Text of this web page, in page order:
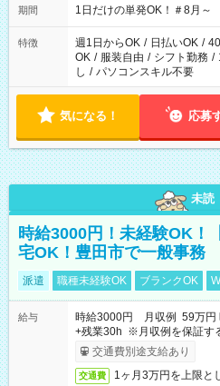
期間 1日だけの単発OK！＃8月～
特徴 週1日からOK / 日払いOK /
OK / 服装自由 / シフト勤務 /
し / パソコンスキル不要
気になる！ 応募
未読
時給3000円！未経験OK！
宅OK！豊田市で一般事務
派遣 職種未経験OK ブランクOK
給与
時給3000円 月収例 59万円
+残業30h ※月収例を保証す
交通費別途支給あり
交通費 1ヶ月3万円を上限と